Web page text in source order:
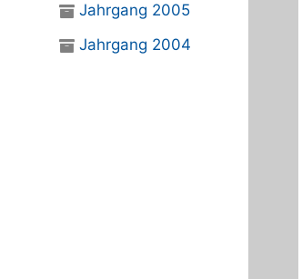
Jahrgang 2005
Jahrgang 2004